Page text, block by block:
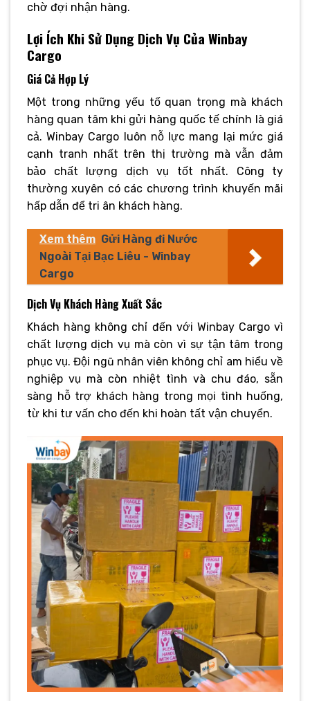
chờ đợi nhận hàng.
Lợi Ích Khi Sử Dụng Dịch Vụ Của Winbay
Cargo
Giá Cả Hợp Lý
Một trong những yếu tố quan trọng mà khách
hàng quan tâm khi gửi hàng quốc tế chính là giá
cả. Winbay Cargo luôn nỗ lực mang lại mức giá
cạnh tranh nhất trên thị trường mà vẫn đảm
bảo chất lượng dịch vụ tốt nhất. Công ty
thường xuyên có các chương trình khuyến mãi
hấp dẫn để tri ân khách hàng.
Xem thêm Gửi Hàng đi Nước
Ngoài Tại Bạc Liêu - Winbay
Cargo
Dịch Vụ Khách Hàng Xuất Sắc
Khách hàng không chỉ đến với Winbay Cargo vì
chất lượng dịch vụ mà còn vì sự tận tâm trong
phục vụ. Đội ngũ nhân viên không chỉ am hiểu về
nghiệp vụ mà còn nhiệt tình và chu đáo, sẵn
sàng hỗ trợ khách hàng trong mọi tình huống,
từ khi tư vấn cho đến khi hoàn tất vận chuyển.